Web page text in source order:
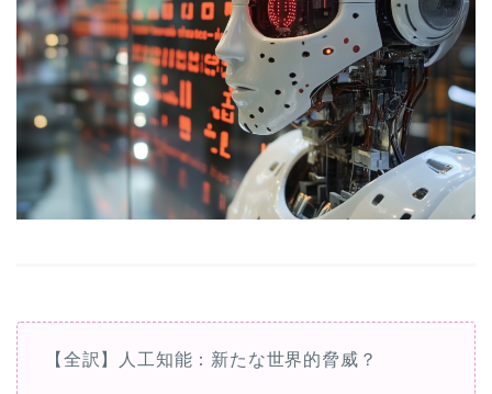
【全訳】人工知能：新たな世界的脅威？